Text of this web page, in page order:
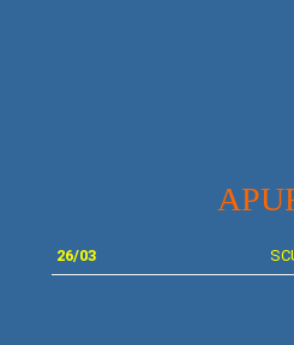
A
26/03